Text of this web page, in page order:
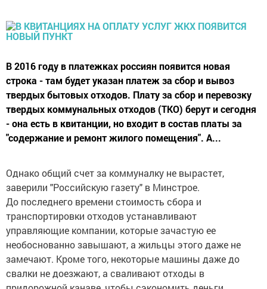
В 2016 году в платежках россиян появится новая
строка - там будет указан платеж за сбор и вывоз
твердых бытовых отходов. Плату за сбор и перевозку
твердых коммунальных отходов (ТКО) берут и сегодня
- она есть в квитанции, но входит в состав платы за
"содержание и ремонт жилого помещения". А...
Однако общий счет за коммуналку не вырастет,
заверили "Российскую газету" в Минстрое.
До последнего времени стоимость сбора и
транспортировки отходов устанавливают
управляющие компании, которые зачастую ее
необоснованно завышают, а жильцы этого даже не
замечают. Кроме того, некоторые машины даже до
свалки не доезжают, а сваливают отходы в